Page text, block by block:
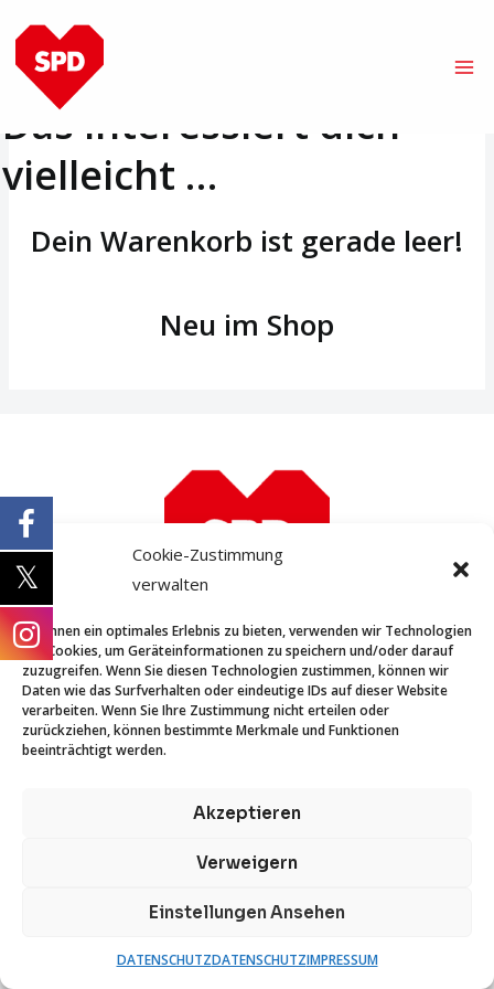
Cookie-Zustimmung
verwalten
Um Ihnen ein optimales Erlebnis zu bieten, verwenden wir Technologien
wie Cookies, um Geräteinformationen zu speichern und/oder darauf
zuzugreifen. Wenn Sie diesen Technologien zustimmen, können wir
Daten wie das Surfverhalten oder eindeutige IDs auf dieser Website
verarbeiten. Wenn Sie Ihre Zustimmung nicht erteilen oder
zurückziehen, können bestimmte Merkmale und Funktionen
beeinträchtigt werden.
Akzeptieren
Verweigern
Einstellungen Ansehen
DATENSCHUTZDATENSCHUTZIMPRESSUM
Inhalt
springen
Warenkorb
Das interessiert dich
vielleicht …
Dein Warenkorb ist gerade leer!
Neu im Shop
STARTSEITE
KONTAKT
IMPRESSUM
Copyright © 2026 Sevim Aydin